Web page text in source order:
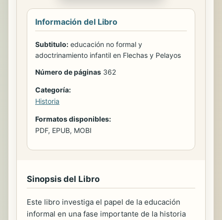
Información del Libro
Subtitulo: educación no formal y
adoctrinamiento infantil en Flechas y Pelayos
Número de páginas 362
Categoría:
Historia
Formatos disponibles:
PDF, EPUB, MOBI
Sinopsis del Libro
Este libro investiga el papel de la educación
informal en una fase importante de la historia